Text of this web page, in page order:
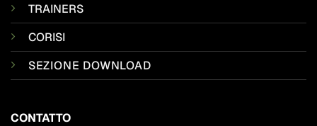
TRAINERS
CORISI
SEZIONE DOWNLOAD
CONTATTO